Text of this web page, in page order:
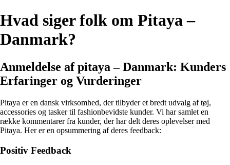
Hvad siger folk om Pitaya –
Danmark?
Anmeldelse af pitaya – Danmark: Kunders
Erfaringer og Vurderinger
Pitaya er en dansk virksomhed, der tilbyder et bredt udvalg af tøj,
accessories og tasker til fashionbevidste kunder. Vi har samlet en
række kommentarer fra kunder, der har delt deres oplevelser med
Pitaya. Her er en opsummering af deres feedback:
Positiv Feedback